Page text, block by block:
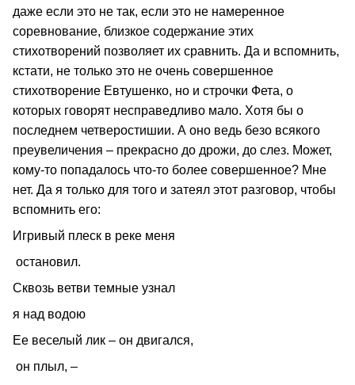
даже если это не так, если это не намеренное
соревнование, близкое содержание этих
стихотворений позволяет их сравнить. Да и вспомнить,
кстати, не только это не очень совершенное
стихотворение Евтушенко, но и строчки Фета, о
которых говорят несправедливо мало. Хотя бы о
последнем четверостишии. А оно ведь безо всякого
преувеличения – прекрасно до дрожи, до слез. Может,
кому-то попадалось что-то более совершенное? Мне
нет. Да я только для того и затеял этот разговор, чтобы
вспомнить его:
Игривый плеск в реке меня
остановил.
Сквозь ветви темные узнал
я над водою
Ее веселый лик – он двигался,
он плыл, –